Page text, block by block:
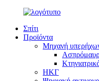
Σπίτι
Προϊόντα
Μηχανή
ΗΚΓ